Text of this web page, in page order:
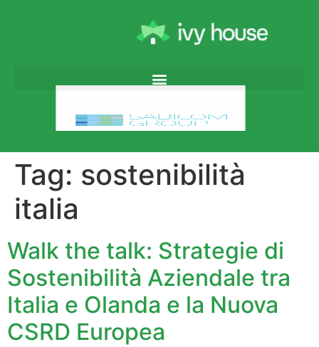
Tag: sostenibilità
italia
Walk the talk: Strategie di
Sostenibilità Aziendale tra
Italia e Olanda e la Nuova
CSRD Europea